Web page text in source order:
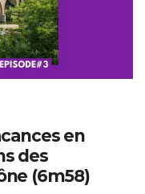
en
des
(6m58)